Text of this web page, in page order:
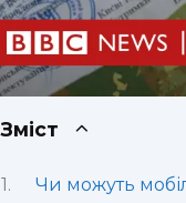
Зміст
Чи можуть